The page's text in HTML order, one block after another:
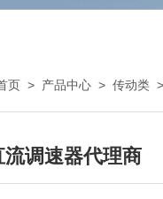
页 > 产品中心 > 传动类 >
调速器代理商